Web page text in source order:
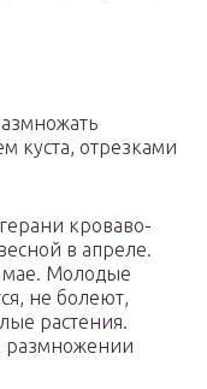
куста, отрезками
кроваво-
в апреле.
мае. Молодые
не болеют,
растения.
размножении